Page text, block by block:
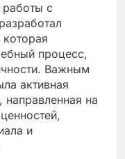
с
процесс,
Важным
активная
направленная на
и